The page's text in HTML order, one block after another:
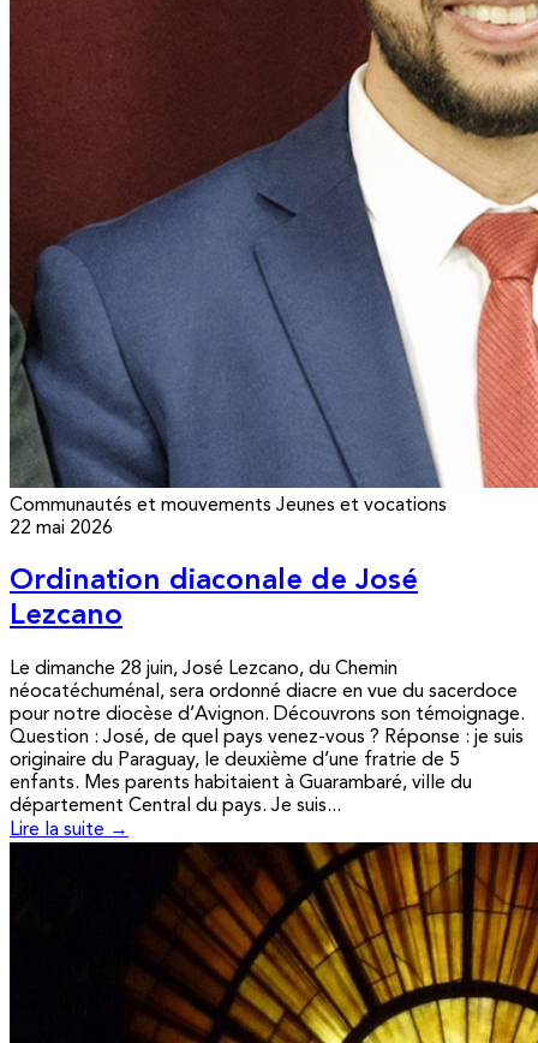
Communautés et mouvements Jeunes et vocations
22 mai 2026
Ordination diaconale de José
Lezcano
Le dimanche 28 juin, José Lezcano, du Chemin
néocatéchuménal, sera ordonné diacre en vue du sacerdoce
pour notre diocèse d’Avignon. Découvrons son témoignage.
Question : José, de quel pays venez-vous ? Réponse : je suis
originaire du Paraguay, le deuxième d’une fratrie de 5
enfants. Mes parents habitaient à Guarambaré, ville du
département Central du pays. Je suis...
Lire la suite →